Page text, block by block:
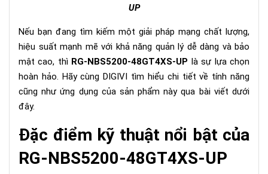
UP
Nếu bạn đang tìm kiếm một giải pháp mạng chất lượng,
hiệu suất mạnh mẽ với khả năng quản lý dễ dàng và bảo
mật cao, thì RG-NBS5200-48GT4XS-UP là sự lựa chọn
hoàn hảo. Hãy cùng DIGIVI tìm hiểu chi tiết về tính năng
cũng như ứng dụng của sản phẩm này qua bài viết dưới
đây.
Đặc điểm kỹ thuật nổi bật của
RG-NBS5200-48GT4XS-UP